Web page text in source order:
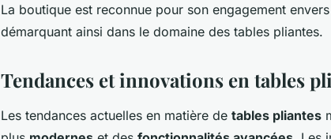
La boutique est reconnue pour son engagement
démarquant ainsi dans le domaine des tables pliantes.
Tendances et innovations en tables
Les tendances actuelles en matière de tables pliantes